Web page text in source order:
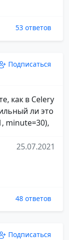
53 ответов
Подписаться
как в Celery
ли это
minute=30),
25.07.2021
48 ответов
Подписаться